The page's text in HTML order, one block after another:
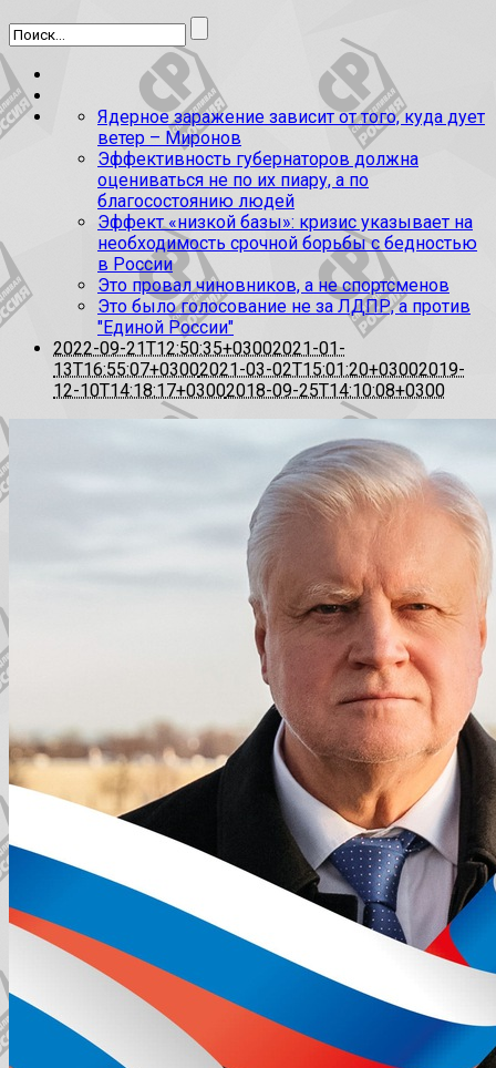
Ядерное заражение зависит от того, куда дует
ветер – Миронов
Эффективность губернаторов должна
оцениваться не по их пиару, а по
благосостоянию людей
Эффект «низкой базы»: кризис указывает на
необходимость срочной борьбы с бедностью
в России
Это провал чиновников, а не спортсменов
Это было голосование не за ЛДПР, а против
"Единой России"
2022-09-21T12:50:35+03002021-01-
13T16:55:07+03002021-03-02T15:01:20+03002019-
12-10T14:18:17+03002018-09-25T14:10:08+0300